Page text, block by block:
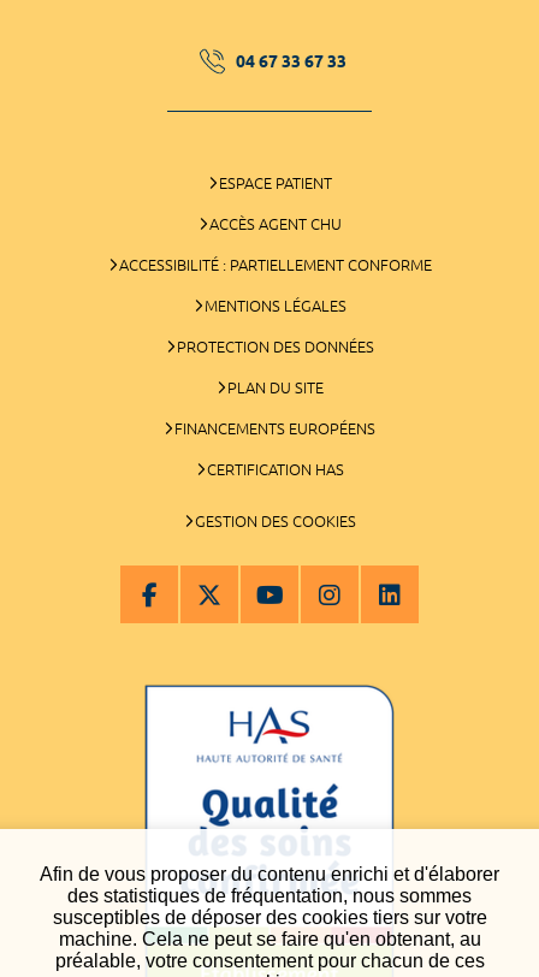
Afin de vous proposer du contenu enrichi et d'élaborer
des statistiques de fréquentation, nous sommes
susceptibles de déposer des cookies tiers sur votre
machine. Cela ne peut se faire qu'en obtenant, au
préalable, votre consentement pour chacun de ces
04 67 33 67 33
ESPACE PATIENT
ACCÈS AGENT CHU
ACCESSIBILITÉ : PARTIELLEMENT CONFORME
MENTIONS LÉGALES
PROTECTION DES DONNÉES
PLAN DU SITE
FINANCEMENTS EUROPÉENS
CERTIFICATION HAS
GESTION DES COOKIES